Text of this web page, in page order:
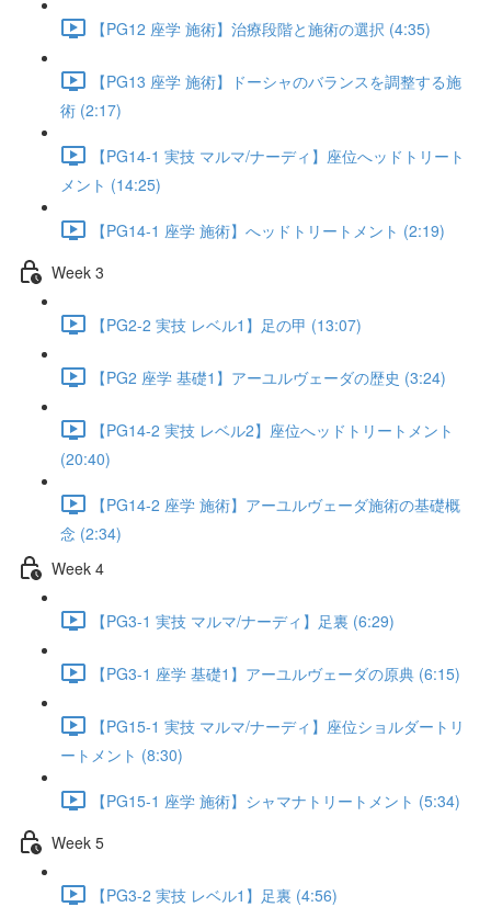
【PG12 座学 施術】治療段階と施術の選択 (4:35)
【PG13 座学 施術】ドーシャのバランスを調整する施
術 (2:17)
【PG14-1 実技 マルマ/ナーディ】座位へッドトリート
メント (14:25)
【PG14-1 座学 施術】へッドトリートメント (2:19)
Week 3
【PG2-2 実技 レベル1】足の甲 (13:07)
【PG2 座学 基礎1】アーユルヴェーダの歴史 (3:24)
【PG14-2 実技 レベル2】座位へッドトリートメント
(20:40)
【PG14-2 座学 施術】アーユルヴェーダ施術の基礎概
念 (2:34)
Week 4
【PG3-1 実技 マルマ/ナーディ】足裏 (6:29)
【PG3-1 座学 基礎1】アーユルヴェーダの原典 (6:15)
【PG15-1 実技 マルマ/ナーディ】座位ショルダートリ
ートメント (8:30)
【PG15-1 座学 施術】シャマナトリートメント (5:34)
Week 5
【PG3-2 実技 レベル1】足裏 (4:56)